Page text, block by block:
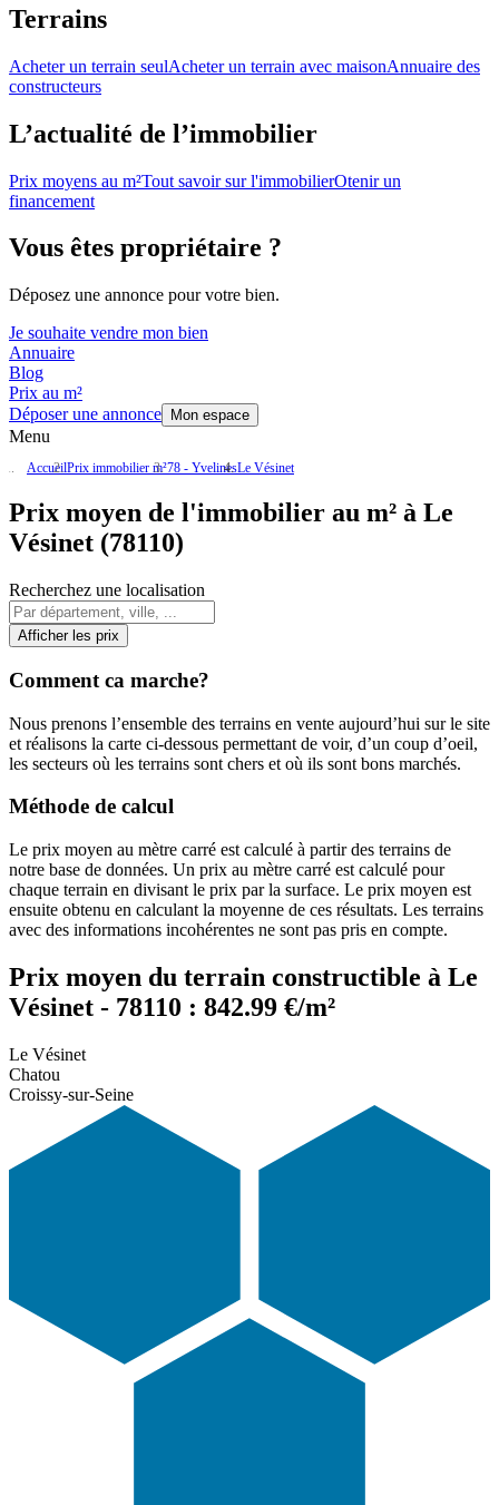
Terrains
Acheter un terrain seulAcheter un terrain avec maisonAnnuaire des
constructeurs
L’actualité de l’immobilier
Prix moyens au m²Tout savoir sur l'immobilierOtenir un
financement
Vous êtes propriétaire ?
Déposez une annonce pour votre bien.
Je souhaite vendre mon bien
Annuaire
Blog
Prix au m²
Déposer une annonce
Mon espace
Menu
AccueilPrix immobilier m²78 - YvelinesLe Vésinet
Prix moyen de l'immobilier au m² à Le
Vésinet (78110)
Recherchez une localisation
Afficher les prix
Comment ca marche?
Nous prenons l’ensemble des terrains en vente aujourd’hui sur le site
et réalisons la carte ci-dessous permettant de voir, d’un coup d’oeil,
les secteurs où les terrains sont chers et où ils sont bons marchés.
Méthode de calcul
Le prix moyen au mètre carré est calculé à partir des terrains de
notre base de données. Un prix au mètre carré est calculé pour
chaque terrain en divisant le prix par la surface. Le prix moyen est
ensuite obtenu en calculant la moyenne de ces résultats. Les terrains
avec des informations incohérentes ne sont pas pris en compte.
Prix moyen du terrain constructible à Le
Vésinet - 78110 : 842.99 €/m²
Le Vésinet
Chatou
Croissy-sur-Seine